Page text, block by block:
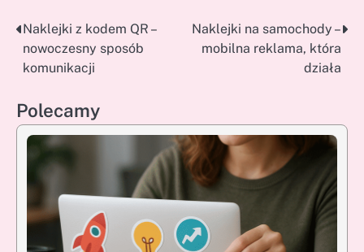
Nawigacja
wpisu
Naklejki z kodem QR –
nowoczesny sposób
komunikacji
Naklejki na samochody –
mobilna reklama, która
działa
Polecamy